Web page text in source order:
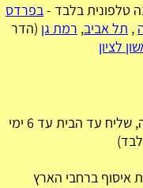
טלפונית בלבד -בפרדס
, תל אביב, רמת גן (הדר
לציון
קניה מקוונת בצורה מהירה ופשוטה, שליח עד הבית עד 6 ימי
איסוף ברחבי הארץ